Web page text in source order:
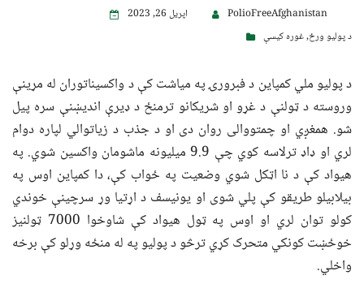
PolioFreeAfghanistan
اپریل 26, 2023
د پولیو ورځ,غوره کیسې
د پولیو ملي کمپاین د فبرورۍ په میاشت کې د واکسیناتوران له مړینې
وروسته د ټولنې د غړو او شریکانو ترمنځ د ډیرې اندیښنې سره پیل
شو. همغږي او چمتووالی روان دی او د جذب د زیاتوالي لپاره دوام
لري او ډاډ ترلاسه کوي چې 9.9 میلیونه ماشومان واکسین شوي. په
هیواد کې د نا اټکل شوي وضعیت په ځواب کې، دا کمپاین اوس په
بیلابیلو طریقو کې پلي شوی او یونیسف د اړتیا وړ سرچینې خوندي
کولو توان لري او اوس په ټول هیواد کې شاوخوا 7000 ټولنیز
خوځښت کونکي متحرک کړي ترڅو د پولیو په له منځه وړلو کې برخه
واخلي.